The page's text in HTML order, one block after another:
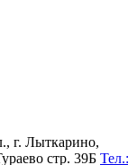
г. Лыткарино,
стр. 39Б